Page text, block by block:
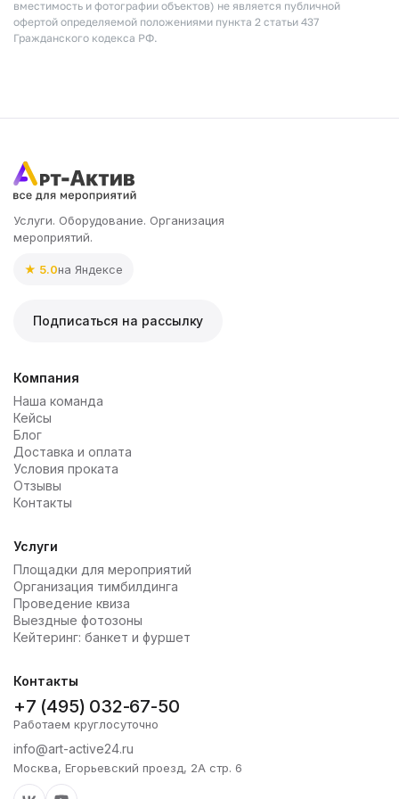
вместимость и фотографии объектов) не является публичной
офертой определяемой положениями пункта 2 статьи 437
Гражданского кодекса РФ.
Услуги. Оборудование. Организация
мероприятий.
★ 5.0на Яндексе
Подписаться на рассылку
Компания
Наша команда
Кейсы
Блог
Доставка и оплата
Условия проката
Отзывы
Контакты
Услуги
Площадки для мероприятий
Организация тимбилдинга
Проведение квиза
Выездные фотозоны
Кейтеринг: банкет и фуршет
Контакты
+7 (495) 032-67-50
Работаем круглосуточно
info@art-active24.ru
Москва, Егорьевский проезд, 2А стр. 6